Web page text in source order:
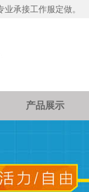
承接工作服定做。
产品展示